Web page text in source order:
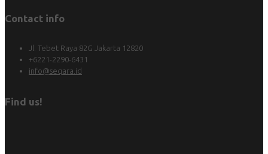
Contact info
Jl. Tebet Raya 82G Jakarta 12820
+6221-2290-6431
info@seqara.id
Find us!